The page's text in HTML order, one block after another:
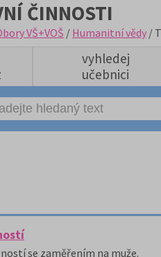
ČINNOSTI
VŠ+VOŠ / Humanitní vědy /
vyhledej
učebnici
se zaměřením na muže.